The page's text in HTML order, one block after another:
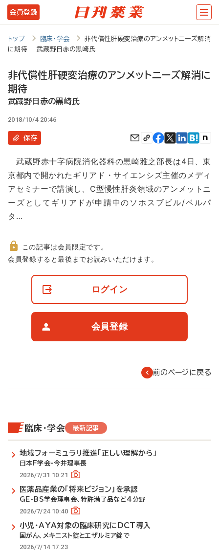
メ
イ
テ
ツ
に
会員登録
トップ 臨床・学会
非代償性肝硬変治療のアンメットニーズ解消
に期待 武蔵野日赤の黒崎氏
非代償性肝硬変治療のアンメットニーズ解消に
期待
武蔵野日赤の黒崎氏
2018/10/4 20:46
保存
武蔵野赤十字病院消化器科の黒崎雅之部長は4日、東
京都内で開かれたギリアド・サイエンシズ主催のメディ
アセミナーで講演し、C型慢性肝炎領域のアンメットニ
ーズとしてギリアドが申請中のソホスブビル/ベルパ
タ…
非
この記事は会員限定です。
会員登録すると最後までお読みいただけます。
ログイン
会員登録
前のページに戻る
臨床・学会 最新記事
地域フォーミュラリ推進「正しい理解から」
日本F学会・今井理事長
2026/7/31 10:21
医薬品産業の「将来ビジョン」を承認
GE・BS学会理事会、特許満了品など4分野
2026/7/24 10:40
小児・AYA対象の臨床研究にDCT導入
国がん、メキニスト錠とエザルミア錠で
2026/7/14 17:23